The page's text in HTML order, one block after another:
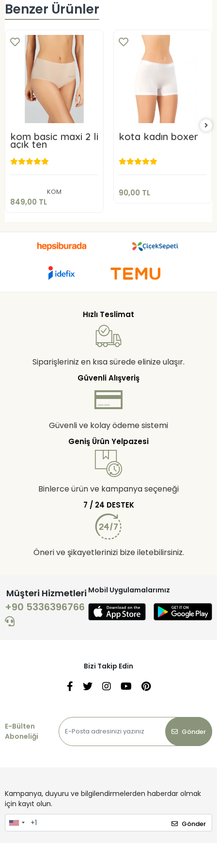
Benzer Ürünler
kom basic maxi 2 li
açık ten
KOM
849,00 TL
849,00 TL
kota kadın boxer
90,00 TL
90,00 TL
Hızlı Teslimat
Siparişleriniz en kısa sürede elinize ulaşır.
Güvenli Alışveriş
Güvenli ve kolay ödeme sistemi
Geniş Ürün Yelpazesi
Binlerce ürün ve kampanya seçeneği
7 / 24 DESTEK
Öneri ve şikayetlerinizi bize iletebilirsiniz.
Müşteri Hizmetleri
+90 5336396766
Mobil Uygulamalarımız
Bizi Takip Edin
E-Bülten
Aboneliği
Gönder
Kampanya, duyuru ve bilgilendirmelerden haberdar olmak
için kayıt olun.
Gönder